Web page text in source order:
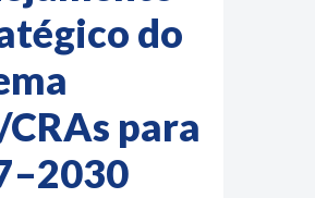
do
CRAs para